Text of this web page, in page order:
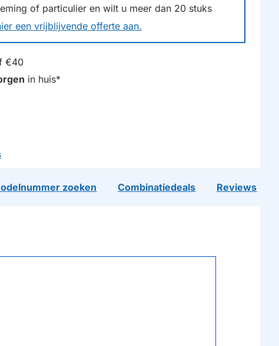
of particulier en wilt u meer dan 20 stuks
een vrijblijvende offerte aan.
€40
in huis*
zoeken Combinatiedeals Reviews